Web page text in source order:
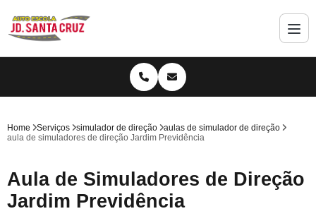
Home Serviços simulador de direção
aulas de simulador de direção
aula de simuladores de direção Jardim Previdência
Aula de Simuladores de Direção
Jardim Previdência